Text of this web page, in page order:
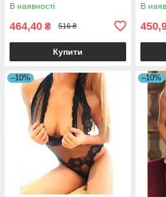
В наявності
464,40 ₴ 516 ₴
Купити
В
–10% –10%